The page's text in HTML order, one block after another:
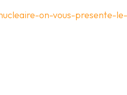
on-vous-presente-